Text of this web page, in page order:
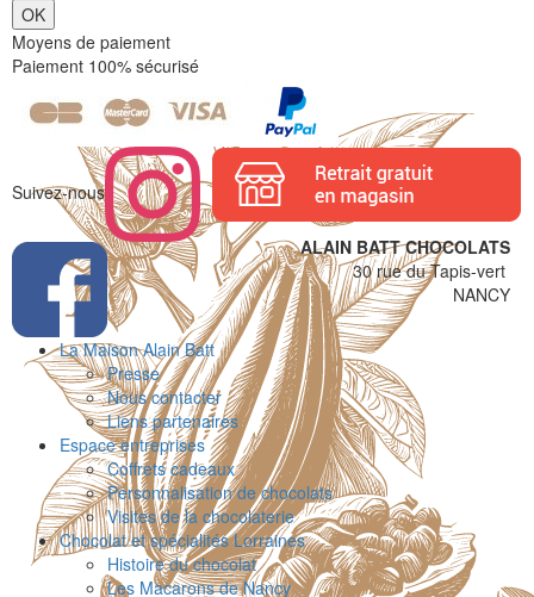
Moyens de paiement
Paiement 100% sécurisé
ALAIN BATT CHOCOLATS
30 rue du Tapis-vert
NANCY
Suivez-nous
La Maison Alain Batt
Presse
Nous contacter
Liens partenaires
Espace entreprises
Coffrets cadeaux
Personnalisation de chocolats
Visites de la chocolaterie
Chocolat et spécialités Lorraines
Histoire du chocolat
Les Macarons de Nancy